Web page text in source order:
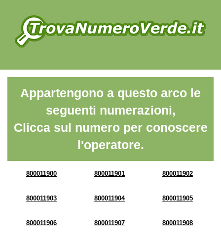
Appartengono a questo arco le
seguenti numerazioni,
Clicca sul numero per conoscere
l'operatore.
800011900 800011901 800011902
800011903 800011904 800011905
800011906 800011907 800011908